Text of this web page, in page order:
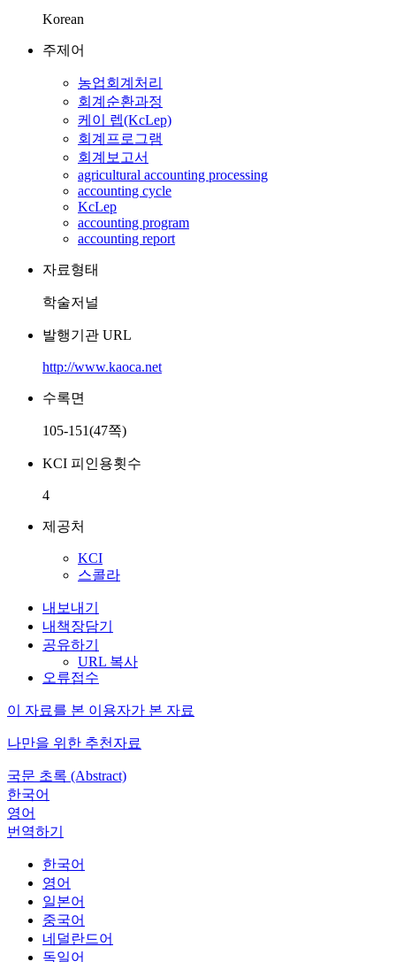
Korean
주제어
농업회계처리
회계순환과정
케이 렙(KcLep)
회계프로그램
회계보고서
agricultural accounting processing
accounting cycle
KcLep
accounting program
accounting report
자료형태
학술저널
발행기관 URL
http://www.kaoca.net
수록면
105-151(47쪽)
KCI 피인용횟수
4
제공처
KCI
스콜라
내보내기
내책장담기
공유하기
URL 복사
오류접수
이 자료를 본 이용자가 본 자료
나만을 위한 추천자료
국문 초록 (Abstract)
한국어
영어
번역하기
한국어
영어
일본어
중국어
네덜란드어
독일어